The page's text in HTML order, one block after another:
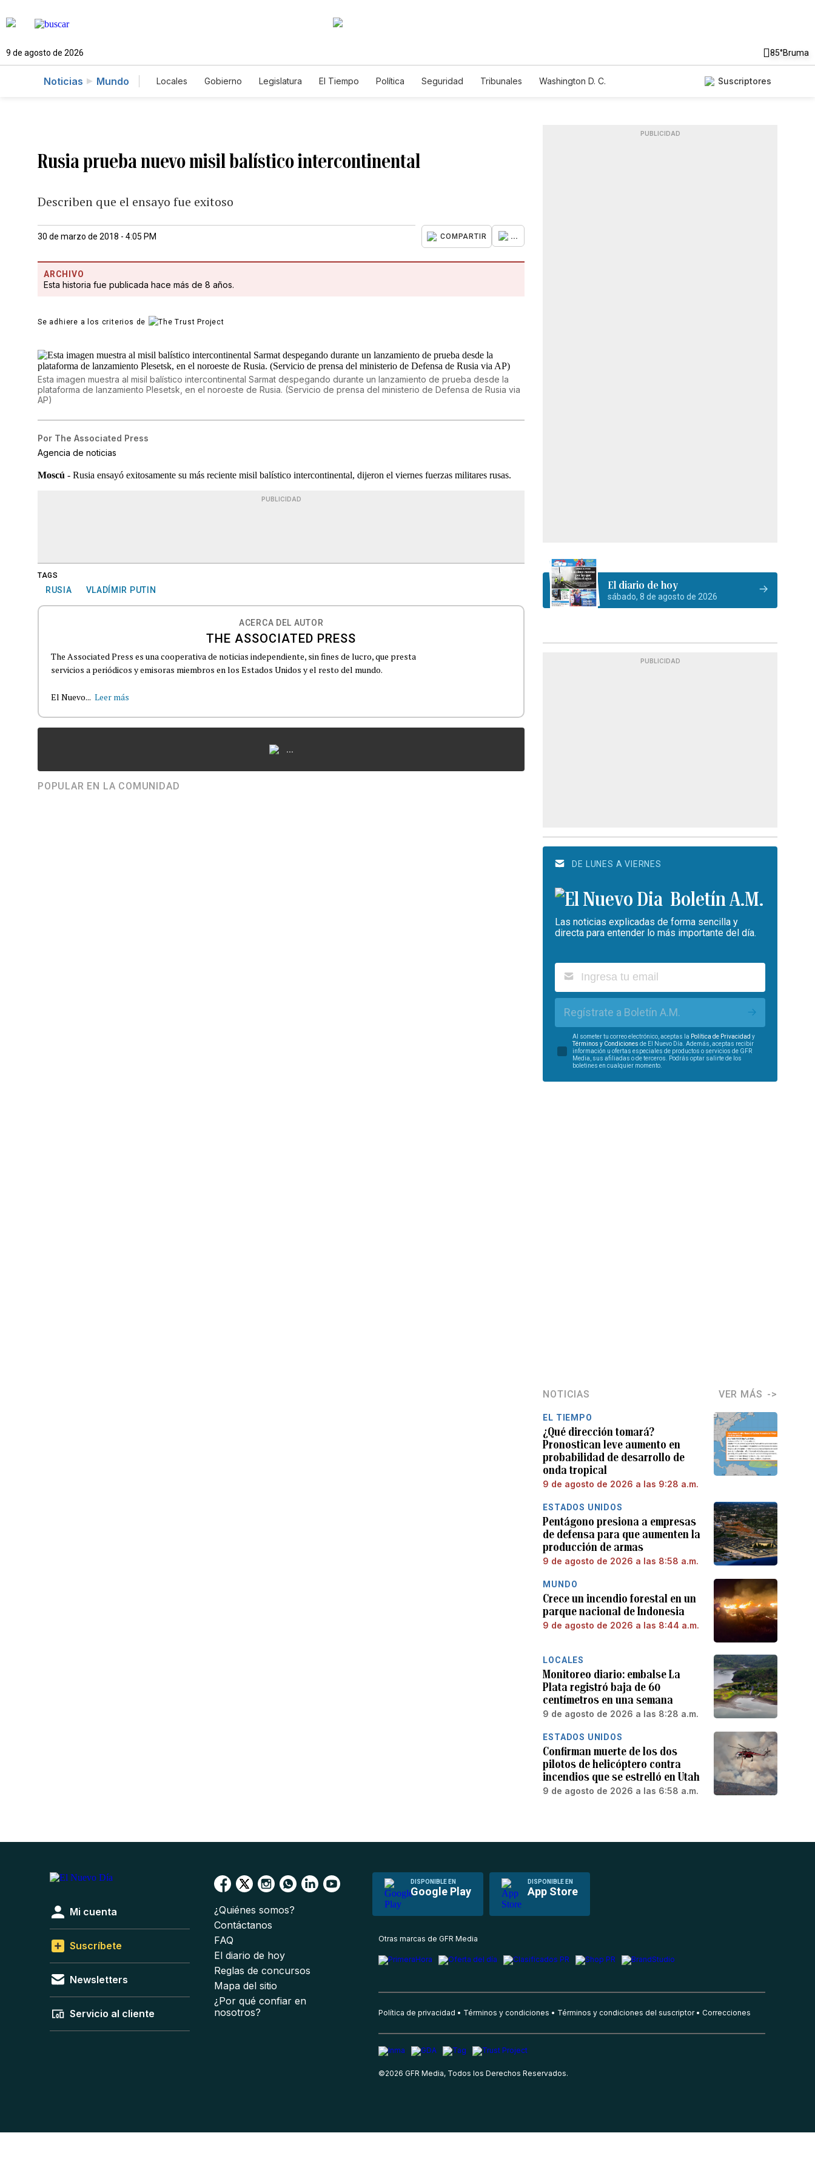
9 de agosto de 2026 85°Bruma
Noticias Mundo Locales Gobierno Legislatura El Tiempo Política Seguridad Tribunales
Washington D. C.
Suscriptores
Rusia prueba nuevo misil balístico intercontinental
Describen que el ensayo fue exitoso
30 de marzo de 2018 - 4:05 PM COMPARTIR ...
ARCHIVO
Esta historia fue publicada hace más de 8 años.
Se adhiere a los criterios de
Esta imagen muestra al misil balístico intercontinental Sarmat despegando durante un lanzamiento de prueba desde la
plataforma de lanzamiento Plesetsk, en el noroeste de Rusia. (Servicio de prensa del ministerio de Defensa de Rusia via
AP)
Por The Associated Press
Agencia de noticias
Moscú - Rusia ensayó exitosamente su más reciente misil balístico intercontinental, dijeron el viernes fuerzas militares rusas.
PUBLICIDAD
TAGS
RUSIA VLADÍMIR PUTIN
ACERCA DEL AUTOR
THE ASSOCIATED PRESS
The Associated Press es una cooperativa de noticias independiente, sin fines de lucro, que presta
servicios a periódicos y emisoras miembros en los Estados Unidos y el resto del mundo.
El Nuevo... Leer más
...
POPULAR EN LA COMUNIDAD
PUBLICIDAD
El diario de hoy
sábado, 8 de agosto de 2026
PUBLICIDAD
DE LUNES A VIERNES
Boletín A.M.
Las noticias explicadas de forma sencilla y
directa para entender lo más importante del día.
Regístrate a Boletín A.M.
Al someter tu correo electrónico, aceptas la Política de Privacidad y
Términos y Condiciones de El Nuevo Día. Además, aceptas recibir
información u ofertas especiales de productos o servicios de GFR
Media, sus afiliadas o de terceros. Podrás optar salirte de los
boletines en cualquier momento.
NOTICIAS VER MÁS
EL TIEMPO
¿Qué dirección tomará?
Pronostican leve aumento en
probabilidad de desarrollo de
onda tropical
9 de agosto de 2026 a las 9:28 a.m.
ESTADOS UNIDOS
Pentágono presiona a empresas
de defensa para que aumenten la
producción de armas
9 de agosto de 2026 a las 8:58 a.m.
MUNDO
Crece un incendio forestal en un
parque nacional de Indonesia
9 de agosto de 2026 a las 8:44 a.m.
LOCALES
Monitoreo diario: embalse La
Plata registró baja de 60
centímetros en una semana
9 de agosto de 2026 a las 8:28 a.m.
ESTADOS UNIDOS
Confirman muerte de los dos
pilotos de helicóptero contra
incendios que se estrelló en Utah
9 de agosto de 2026 a las 6:58 a.m.
DISPONIBLE EN
Google Play
DISPONIBLE EN
App Store
Mi cuenta
Suscríbete
Newsletters
Servicio al cliente
¿Quiénes somos?
Contáctanos
FAQ
El diario de hoy
Reglas de concursos
Mapa del sitio
¿Por qué confiar en
nosotros?
Otras marcas de GFR Media
Política de privacidad Términos y condiciones Términos y condiciones del suscriptor Correcciones
©2026 GFR Media, Todos los Derechos Reservados.